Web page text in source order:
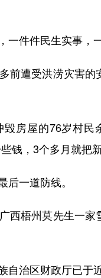
件件民生实事，一
遭受洪涝灾害的
屋的76岁村民
钱，3个多月就把
一道防线。
梧州莫先生一家
治区财政厅已于近